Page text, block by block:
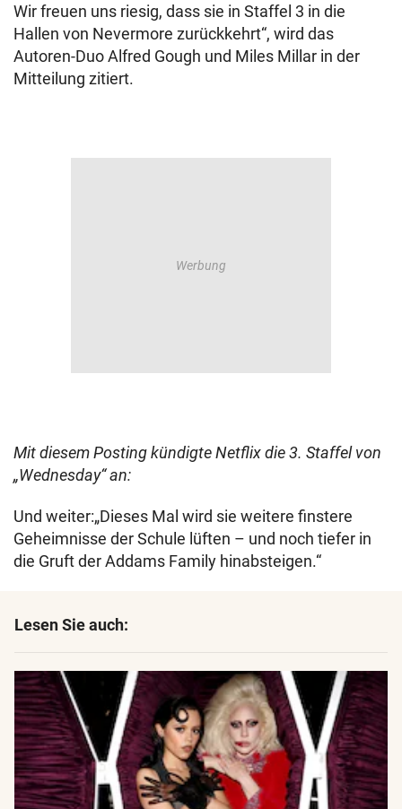
Wir freuen uns riesig, dass sie in Staffel 3 in die
Hallen von Nevermore zurückkehrt“, wird das
Autoren-Duo Alfred Gough und Miles Millar in der
Mitteilung zitiert.
Mit diesem Posting kündigte Netflix die 3. Staffel von
„Wednesday“ an:
Und weiter:„Dieses Mal wird sie weitere finstere
Geheimnisse der Schule lüften – und noch tiefer in
die Gruft der Addams Family hinabsteigen.“
Lesen Sie auch: